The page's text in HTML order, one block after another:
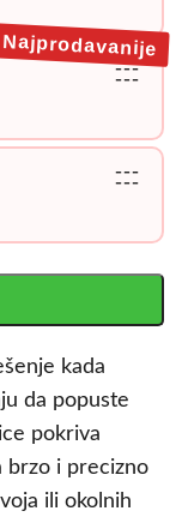
---
---
Najprodavanije
---
---
kada
da popuste
pokriva
brzo i precizno
ili okolnih